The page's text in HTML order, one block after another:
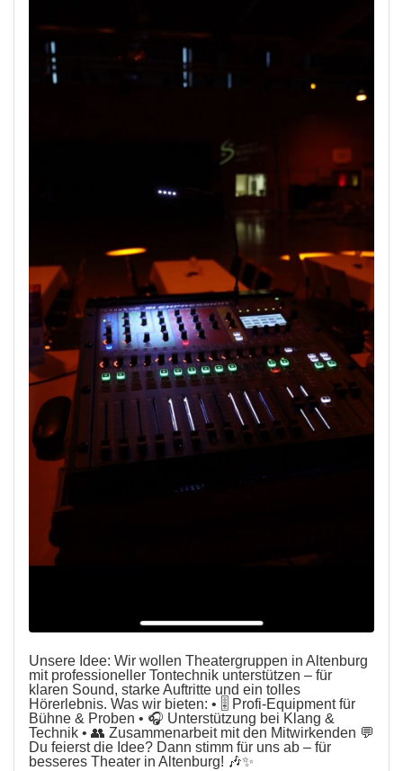
Unsere Idee: Wir wollen Theatergruppen in Altenburg
mit professioneller Tontechnik unterstützen – für
klaren Sound, starke Auftritte und ein tolles
Hörerlebnis. Was wir bieten: •⁠ ⁠🎚️ Profi-Equipment für
Bühne & Proben •⁠ ⁠🎧 Unterstützung bei Klang &
Technik •⁠ ⁠👥 Zusammenarbeit mit den Mitwirkenden 💬
Du feierst die Idee? Dann stimm für uns ab – für
besseres Theater in Altenburg! 🎶✨